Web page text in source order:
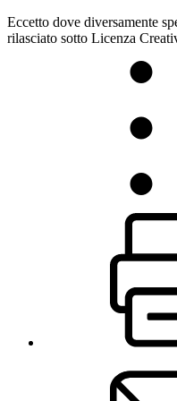
Eccetto dove diversamente
rilasciato sotto Licenza